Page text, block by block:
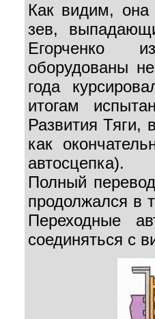
Как видим,
зев,
Егорченко
оборудованы
года
итогам
Развития Тяги,
как
автосцепка).
Полный
продолжался в
Переходные
соединяться с